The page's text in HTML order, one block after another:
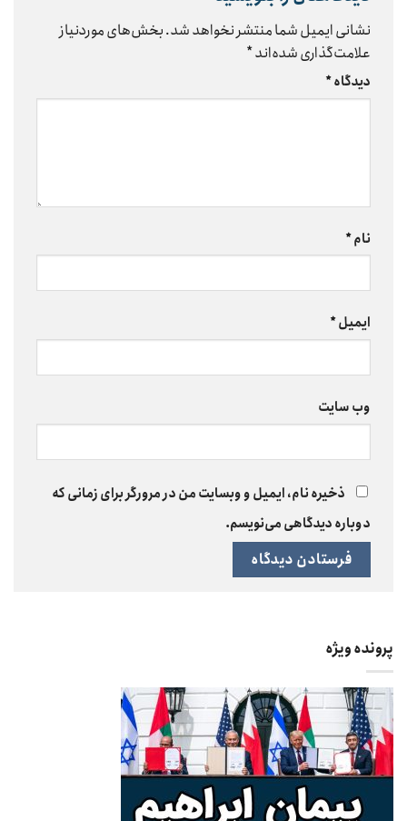
نشانی ایمیل شما منتشر نخواهد شد.بخش‌های موردنیاز
علامت‌گذاری شده‌اند*
دیدگاه*
نام*
ایمیل*
وب‌ سایت
ذخیره نام، ایمیل و وبسایت من در مرورگر برای زمانی که
دوباره دیدگاهی می‌نویسم.
پرونده ویژه